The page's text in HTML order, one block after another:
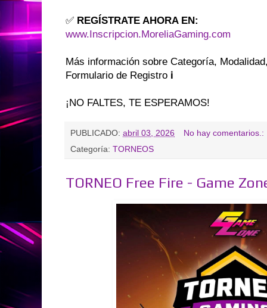
✅ REGÍSTRATE AHORA EN:
www.Inscripcion.MoreliaGaming.com
Más información sobre Categoría,
Formulario de Registro ℹ️
¡NO FALTES, TE ESPERAMOS!
PUBLICADO: abril 03, 2026
No hay comentarios.:
Categoría: TORNEOS
TORNEO Free Fire - Game